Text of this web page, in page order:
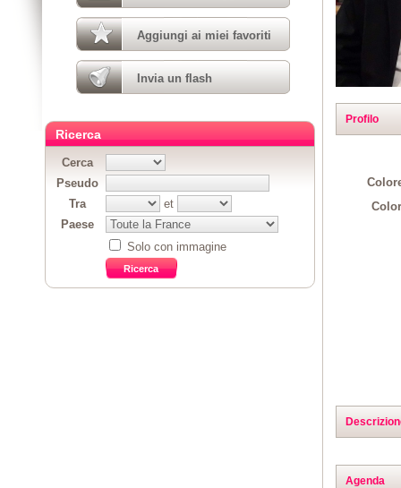
Profilo
Agenda
Aggiungi ai miei favoriti
Invia un flash
Ricerca
Cerca
Pseudo
Tra
et
Paese
Solo con immagine